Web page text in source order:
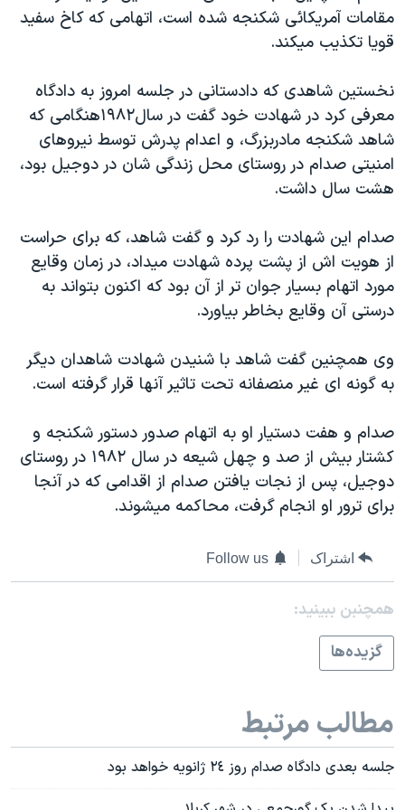
فرهنگ و زندگی
حقوق شهروندی
علم و فناوری
اسرائیل در جنگ
گالری عکس
مستندها
انتخابات ریاست جمهوری آمریکا ۲۰۲۴
حمله جمهوری اسلامی به اسرائیل
رمز مهسا
ورزش زنان در ایران
اعتراضات زن، زندگی، آزادی
تریبونال مردمی آبان ۹۸
دادگاه حمید نوری
چهل سال گروگان‌گیری
اعتراضات مردمی آبان ۹۸
نرگس محمدی برنده جایزه نوبل صلح
همایش محافظه‌کاران آمریکا «سی‌پک»
صفحه‌های ویژه
دنبال کنید
زبانهای مختلف
مقامات آمريکائی شکنجه شده است، اتهامی که کاخ سفيد
قويا تکذيب ميکند.
نخستين شاهدی که دادستانی در جلسه امروز به دادگاه
معرفی کرد در شهادت خود گفت در سال۱۹۸۲هنگامی که
شاهد شکنجه مادربزرگ، و اعدام پدرش توسط نيروهای
امنيتی صدام در روستای محل زندگی شان در دوجيل بود،
هشت سال داشت.
صدام اين شهادت را رد کرد و گفت شاهد، که برای حراست
از هويت اش از پشت پرده شهادت ميداد، در زمان وقايع
مورد اتهام بسيار جوان تر از آن بود که اکنون بتواند به
درستی آن وقايع بخاطر بياورد.
وی همچنين گفت شاهد با شنيدن شهادت شاهدان ديگر
به گونه ای غير منصفانه تحت تاثير آنها قرار گرفته است.
صدام و هفت دستيار او به اتهام صدور دستور شکنجه و
کشتار بيش از صد و چهل شيعه در سال ۱۹۸۲ در روستای
دوجيل، پس از نجات يافتن صدام از اقدامی که در آنجا
برای ترور او انجام گرفت، محاکمه ميشوند.
اشتراک Follow us
همچنبن ببینید:
گزيده‌ها
مطالب مرتبط
جلسه بعدی دادگاه صدام روز ٢٤ ژانويه خواهد بود